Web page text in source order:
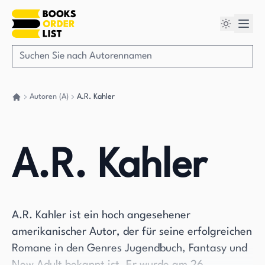
Autoren (A) A.R. Kahler
A.R. Kahler
A.R. Kahler ist ein hoch angesehener
amerikanischer Autor, der für seine erfolgreichen
Romane in den Genres Jugendbuch, Fantasy und